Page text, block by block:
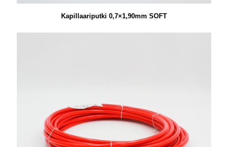
Kapillaariputki 0,7×1,90mm SOFT